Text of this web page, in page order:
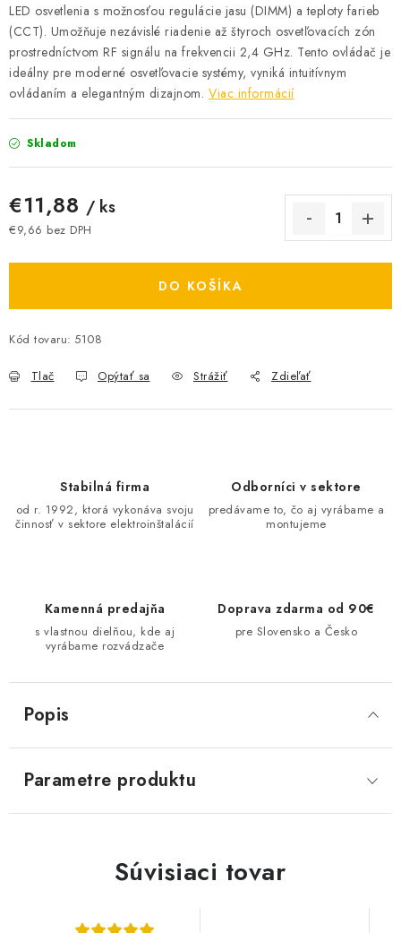
OBCHOD
O NÁS
ČINNOSTI
B2B SEKCIA
ÚLOŽNÝ MATERIÁL
ZÁSUVKY A VYPÍNAČE
DOMÁCNOSŤ
ELEKTROMEROVÉ ROZVÁDZAČE
LED osvetlenia s možnosťou regulácie jasu (DIMM) a teploty farieb
(CCT). Umožňuje nezávislé riadenie až štyroch osvetľovacích zón
prostredníctvom RF signálu na frekvencii 2,4 GHz. Tento ovládač je
ideálny pre moderné osvetľovacie systémy, vyniká intuitívnym
ovládaním a elegantným dizajnom. Viac informácií
Skladom
€11,88 / ks
€9,66 bez DPH
DO KOŠÍKA
Kód tovaru: 5108
Tlač Opýtať sa Strážiť Zdieľať
Stabilná firma
od r. 1992, ktorá vykonáva svoju
činnosť v sektore elektroinštalácií
Odborníci v sektore
predávame to, čo aj vyrábame a
montujeme
Kamenná predajňa
s vlastnou dielňou, kde aj
vyrábame rozvádzače
Doprava zdarma od 90€
pre Slovensko a Česko
Popis
Parametre produktu
Súvisiaci tovar